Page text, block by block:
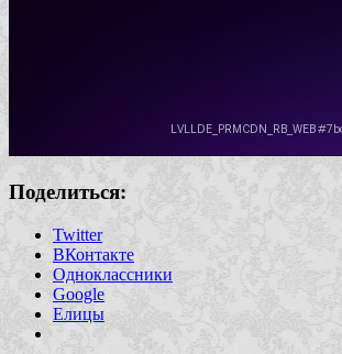
Поделиться:
Twitter
ВКонтакте
Одноклассники
Google
Елицы